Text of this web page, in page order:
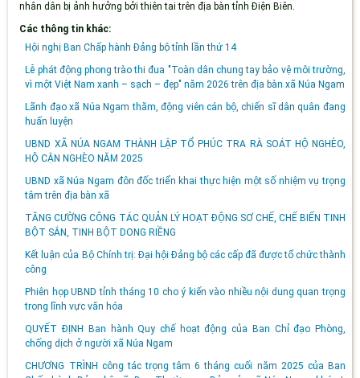
nhân dân bị ảnh hưởng bởi thiên tai trên địa bàn tỉnh Điện Biên.
Các thông tin khác:
Hội nghị Ban Chấp hành Đảng bộ tỉnh lần thứ 14
Lễ phát động phong trào thi đua "Toàn dân chung tay bảo vệ môi trường,
vì một Việt Nam xanh – sạch – đẹp" năm 2026 trên địa bàn xã Núa Ngam
Lãnh đạo xã Núa Ngam thăm, động viên cán bộ, chiến sĩ dân quân đang
huấn luyện
UBND XÃ NÚA NGAM THÀNH LẬP TỔ PHÚC TRA RÀ SOÁT HỘ NGHÈO,
HỘ CẬN NGHÈO NĂM 2025
UBND xã Núa Ngam đôn đốc triển khai thực hiện một số nhiệm vụ trọng
tâm trên địa bàn xã
TĂNG CƯỜNG CÔNG TÁC QUẢN LÝ HOẠT ĐỘNG SƠ CHẾ, CHẾ BIẾN TINH
BỘT SẮN, TINH BỘT DONG RIỀNG
Kết luận của Bộ Chính trị: Đại hội Đảng bộ các cấp đã được tổ chức thành
công
Phiên họp UBND tỉnh tháng 10 cho ý kiến vào nhiều nội dung quan trọng
trong lĩnh vực văn hóa
QUYẾT ĐỊNH Ban hành Quy chế hoạt động của Ban Chỉ đạo Phòng,
chống dịch ở người xã Núa Ngam
CHƯƠNG TRÌNH công tác trọng tâm 6 tháng cuối năm 2025 của Ban